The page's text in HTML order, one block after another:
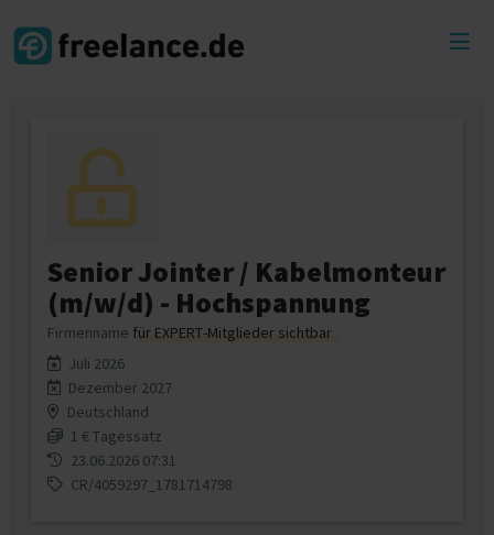
Senior Jointer / Kabelmonteur
(m/w/d) - Hochspannung
Firmenname für EXPERT-Mitglieder sichtbar
Juli 2026
Dezember 2027
Deutschland
1 € Tagessatz
23.06.2026 07:31
CR/4059297_1781714798